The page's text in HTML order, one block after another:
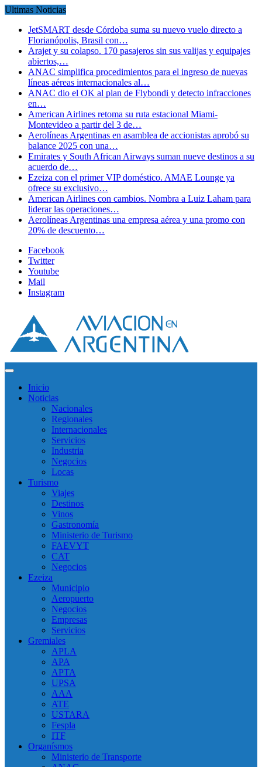
Ultimas Noticias
JetSMART desde Córdoba suma su nuevo vuelo directo a
Florianópolis, Brasil con…
Arajet y su colapso. 170 pasajeros sin sus valijas y equipajes
abiertos,…
ANAC simplifica procedimientos para el ingreso de nuevas
líneas aéreas internacionales al…
ANAC dio el OK al plan de Flybondi y detecto infracciones
en…
American Airlines retoma su ruta estacional Miami-
Montevideo a partir del 3 de…
Aerolíneas Argentinas en asamblea de accionistas aprobó su
balance 2025 con una…
Emirates y South African Airways suman nueve destinos a su
acuerdo de…
Ezeiza con el primer VIP doméstico. AMAE Lounge ya
ofrece su exclusivo…
American Airlines con cambios. Nombra a Luiz Laham para
liderar las operaciones…
Aerolíneas Argentinas una empresa aérea y una promo con
20% de descuento…
Facebook
Twitter
Youtube
Mail
Instagram
Inicio
Noticias
Nacionales
Regionales
Internacionales
Servicios
Industria
Negocios
Locas
Turismo
Viajes
Destinos
Vinos
Gastronomía
Ministerio de Turismo
FAEVYT
CAT
Negocios
Ezeiza
Municipio
Aeropuerto
Negocios
Empresas
Servicios
Gremiales
APLA
APA
APTA
UPSA
AAA
ATE
USTARA
Fespla
ITF
Organísmos
Ministerio de Transporte